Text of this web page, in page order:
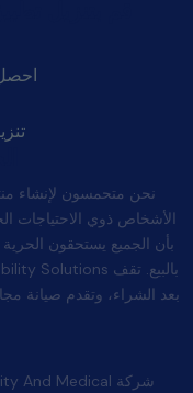
نحن متحمسون لإنشاء
بأن الجميع يستحقون
بعد الشراء، وتقدم صيانة